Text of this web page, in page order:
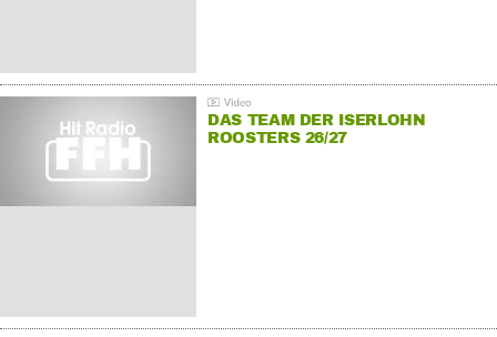
DAS TEAM DER ISERLOHN
ROOSTERS 26/27